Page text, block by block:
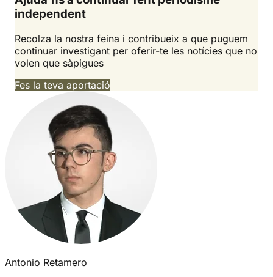
independent
Recolza la nostra feina i contribueix a que puguem
continuar investigant per oferir-te les notícies que no
volen que sàpigues
Fes la teva aportació
Antonio Retamero